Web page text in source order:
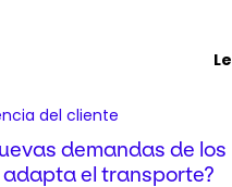
del cliente
demandas de los
el transporte?